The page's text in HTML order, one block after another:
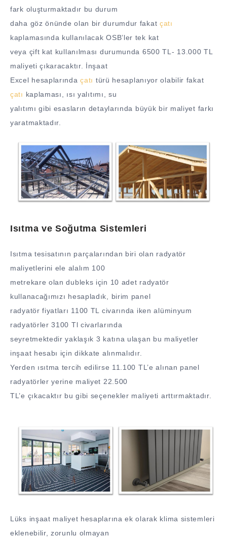
fark oluşturmaktadır bu durum
daha göz önünde olan bir durumdur fakat çatı
kaplamasında kullanılacak OSB’ler tek kat
veya çift kat kullanılması durumunda 6500 TL- 13.000 TL
maliyeti çıkaracaktır. İnşaat
Excel hesaplarındaçatı türü hesaplanıyor olabilir fakat
çatı kaplaması, ısı yalıtımı, su
yalıtımı gibi esasların detaylarında büyük bir maliyet farkı
yaratmaktadır.
Isıtma ve Soğutma Sistemleri
Isıtma tesisatının parçalarından biri olan radyatör
maliyetlerini ele alalım 100
metrekare olan dubleks için 10 adet radyatör
kullanacağımızı hesapladık, birim panel
radyatör fiyatları 1100 TL civarında iken alüminyum
radyatörler 3100 Tl civarlarında
seyretmektedir yaklaşık 3 katına ulaşan bu maliyetler
inşaat hesabı için dikkate alınmalıdır.
Yerden ısıtma tercih edilirse 11.100 TL’e alınan panel
radyatörler yerine maliyet 22.500
TL’e çıkacaktır bu gibi seçenekler maliyeti arttırmaktadır.
Lüks inşaat maliyet hesaplarına ek olarak klima sistemleri
eklenebilir, zorunlu olmayan